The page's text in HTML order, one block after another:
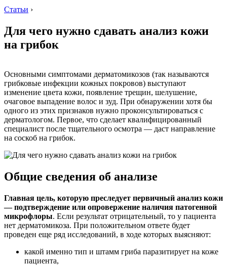
Статьи ›
Для чего нужно сдавать анализ кожи
на грибок
Основными симптомами дерматомикозов (так называются
грибковые инфекции кожных покровов) выступают
изменение цвета кожи, появление трещин, шелушение,
очаговое выпадение волос и зуд. При обнаружении хотя бы
одного из этих признаков нужно проконсультироваться с
дерматологом. Первое, что сделает квалифицированный
специалист после тщательного осмотра — даст направление
на соскоб на грибок.
Общие сведения об анализе
Главная цель, которую преследует первичный анализ кожи
— подтверждение или опровержение наличия патогенной
микрофлоры. Если результат отрицательный, то у пациента
нет дерматомикоза. При положительном ответе будет
проведен еще ряд исследований, в ходе которых выясняют:
какой именно тип и штамм гриба паразитирует на коже
пациента,